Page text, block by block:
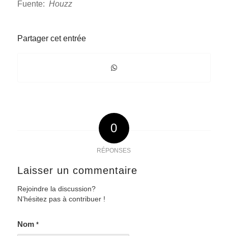
Fuente: Houzz
Partager cet entrée
0
RÉPONSES
Laisser un commentaire
Rejoindre la discussion?
N’hésitez pas à contribuer !
Nom *